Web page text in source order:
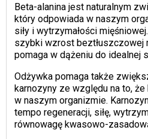
Beta-alanina jest naturalnym
który odpowiada w naszym
siły i wytrzymałości
szybki wzrost beztłuszczowej
pomaga w dążeniu do idealnej
Odżywka pomaga także
karnozyny ze względu na to, że
w naszym organizmie.
tempo regeneracji, siłę,
równowagę kwasowo-